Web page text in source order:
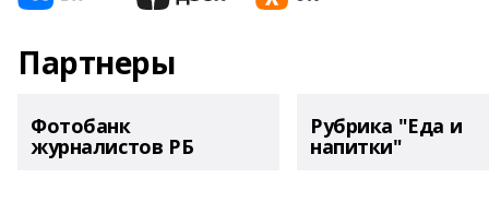
Партнеры
Фотобанк
журналистов РБ
Рубрика "Еда и
напитки"